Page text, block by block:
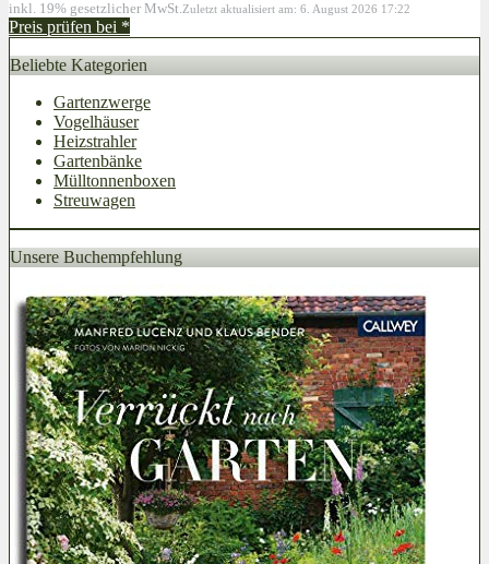
inkl. 19% gesetzlicher MwSt. Zuletzt aktualisiert am: 6. August 2026 17:22
Preis prüfen bei *
Beliebte Kategorien
Gartenzwerge
Vogelhäuser
Heizstrahler
Gartenbänke
Mülltonnenboxen
Streuwagen
Unsere Buchempfehlung